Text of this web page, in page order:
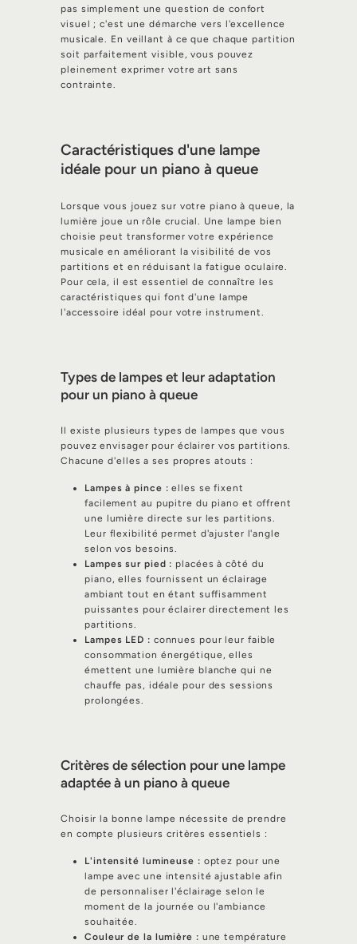
pas simplement une question de confort
visuel ; c'est une démarche vers l'excellence
musicale. En veillant à ce que chaque partition
soit parfaitement visible, vous pouvez
pleinement exprimer votre art sans
contrainte.
Caractéristiques d'une lampe
idéale pour un piano à queue
Lorsque vous jouez sur votre piano à queue, la
lumière joue un rôle crucial. Une lampe bien
choisie peut transformer votre expérience
musicale en améliorant la visibilité de vos
partitions et en réduisant la fatigue oculaire.
Pour cela, il est essentiel de connaître les
caractéristiques qui font d'une lampe
l'accessoire idéal pour votre instrument.
Types de lampes et leur adaptation
pour un piano à queue
Il existe plusieurs types de lampes que vous
pouvez envisager pour éclairer vos partitions.
Chacune d'elles a ses propres atouts :
Lampes à pince : elles se fixent
facilement au pupitre du piano et offrent
une lumière directe sur les partitions.
Leur flexibilité permet d'ajuster l'angle
selon vos besoins.
Lampes sur pied : placées à côté du
piano, elles fournissent un éclairage
ambiant tout en étant suffisamment
puissantes pour éclairer directement les
partitions.
Lampes LED : connues pour leur faible
consommation énergétique, elles
émettent une lumière blanche qui ne
chauffe pas, idéale pour des sessions
prolongées.
Critères de sélection pour une lampe
adaptée à un piano à queue
Choisir la bonne lampe nécessite de prendre
en compte plusieurs critères essentiels :
L'intensité lumineuse : optez pour une
lampe avec une intensité ajustable afin
de personnaliser l'éclairage selon le
moment de la journée ou l'ambiance
souhaitée.
Couleur de la lumière : une température